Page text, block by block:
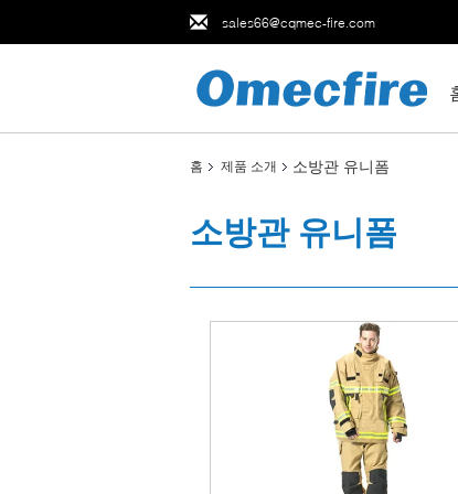
sales66@cqmec-fire.com
홈 제품 소개 소방관 유니폼
소방관 유니폼